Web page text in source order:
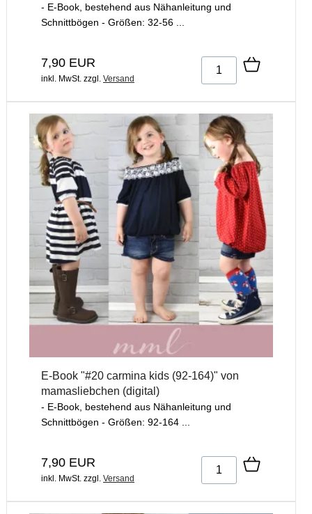
- E-Book, bestehend aus Nähanleitung und
Schnittbögen - Größen: 32-56 ...
7,90 EUR
inkl. MwSt. zzgl. Versand
E-Book "#20 carmina kids (92-164)" von
mamasliebchen (digital)
- E-Book, bestehend aus Nähanleitung und
Schnittbögen - Größen: 92-164 ...
7,90 EUR
inkl. MwSt. zzgl. Versand